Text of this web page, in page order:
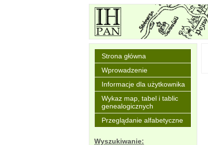
Strona główna
Wprowadzenie
Informacje dla użytkownika
Wykaz map, tabel i tablic
genealogicznych
Przeglądanie alfabetyczne
Wyszukiwanie: